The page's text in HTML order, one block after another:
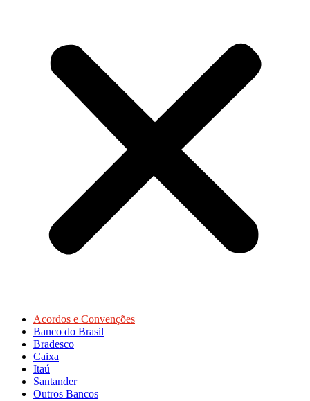
Acordos e Convenções
Banco do Brasil
Bradesco
Caixa
Itaú
Santander
Outros Bancos